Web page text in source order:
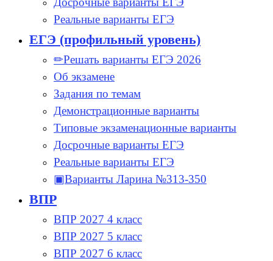
Реальные варианты ЕГЭ
ЕГЭ (профильный уровень)
✏Решать варианты ЕГЭ 2026
Об экзамене
Задания по темам
Демонстрационные варианты
Типовые экзаменационные варианты
Досрочные варианты ЕГЭ
Реальные варианты ЕГЭ
▣Варианты Ларина №313-350
ВПР
ВПР 2027 4 класс
ВПР 2027 5 класс
ВПР 2027 6 класс